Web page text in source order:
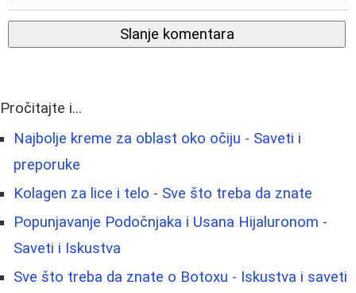
Slanje komentara
Pročitajte i...
Najbolje kreme za oblast oko očiju - Saveti i
preporuke
Kolagen za lice i telo - Sve što treba da znate
Popunjavanje Podočnjaka i Usana Hijaluronom -
Saveti i Iskustva
Sve što treba da znate o Botoxu - Iskustva i saveti